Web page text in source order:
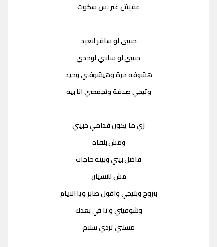
مفيش غير بس سكوت
حبيبي لو سافر لبعيد
حبيبي لو سابني لوحدي
هشوفه مرة وهيشوفني وحيد
وتيجي صدفة وتجمعني انا بيه
زي ما يكون قدامي حبيبي
ومش بلقاه
فاضل بيني وبينه حاجات
مش للنسيان
بتروح وبتيجي واقول صابر ويا الايام
وشوفيني وانا في بعدك
مستني تردي سلام